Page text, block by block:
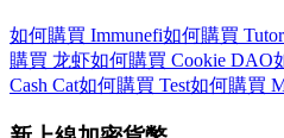
如何購買 Immunefi如何購買
購買 龙虾如何購買 Cookie DAO
Cash Cat如何購買 Test如何購買